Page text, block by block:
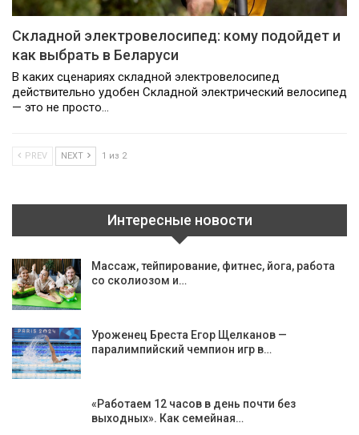
Складной электровелосипед: кому подойдет и
как выбрать в Беларуси
В каких сценариях складной электровелосипед
действительно удобен Складной электрический велосипед
— это не просто…
PREV NEXT 1 из 2
Интересные новости
Массаж, тейпирование, фитнес, йога, работа
со сколиозом и…
Уроженец Бреста Егор Щелканов —
паралимпийский чемпион игр в…
«Работаем 12 часов в день почти без
выходных». Как семейная…